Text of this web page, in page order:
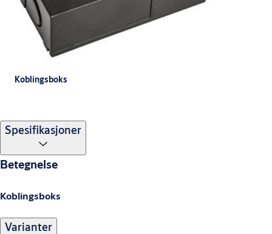
Koblingsboks
Spesifikasjoner
Betegnelse
Koblingsboks
Varianter